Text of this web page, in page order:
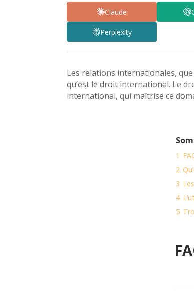
Claude
Perplexity
Les relations internationales,
qu’est le droit international. Le
international, qui maîtrise ce
1
2
3
4
5